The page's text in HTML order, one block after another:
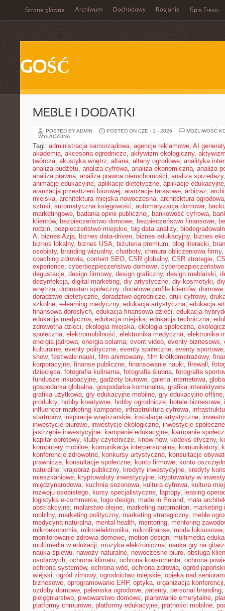
Strona główna Archiwum Dochodowy Rosjanie Spis Treści
GOŚĆ
MEBLE I DODATKI
POSTED BY ADMIN POSTED ON CZE - 1 - 2026
MOŻLIWOŚĆ
WYŁĄCZONA
Tagi: administracja samorządowa, agencje reklamowe, AI
akademia, akcesoria ogrodnicze, aktywizm ekologiczny,
twórcza, akustyka wnętrz, altana, altany ogrodowe, analityka
analiza budżetu, analiza cyfrowa, analiza ekonomiczna, analiza
analiza prawna, analiza prawna nieruchomości, analiza sprzedaży
animacje edukacyjne, aplikacje dietetyczne, aplikacje edukacyjne
aranżacja przestrzeni biurowej, aranżacje tarasowe, arbitraż,
miejska, architektura miejska nowoczesna, architektura ogrodowa
sztuki, automatyczna księgowość, automatyzacja domowa,
marketingowe, badania opinii publicznej, bankowość cyfrowa,
klientów, bezpieczeństwo domowe, bezpieczeństwo finansowe,
rodzin, bezpieczeństwo miejskie, big data analizy,
A, biznes Azja, biznes data-driven, biznes edukacyjny, biznes
biznes lokalny, biznes USA, biżuteria premium, blog literacki,
osobisty, branding wizualny, chatboty, chmura obliczeniowa firmy,
coaching zdrowia, content SEO, CSR globalny, CSR strategie,
experience, cyberbezpieczeństwo domowe,
degustacje, design firmowy, design graficzny, design meblarski,
dezynfekcja, digital marketing, diy artystyczne, diy kosmetyki,
wnętrza, dobrostan społeczny, docelowe profile klientów,
doradztwo dietetyczne, doradztwo ogrodnicze, druk cyfrowy,
szkolne, e-learning medyczny, edukacja artystyczna, edukacja
finansowa dorosłych, edukacja finansowa dzieci, edukacja
edukacja medyczna, edukacja miejska, edukacja techniczna,
zdrowotna dzieci, ekologia miejska, ekologia społeczna,
społeczna, elektromobilność, elektronika medyczna, elektronika
energia jądrowa, energia solarna, event video, eventy biznesowe,
kulturalne, eventy polityczne, eventy społeczne, eventy sportowe
show, festiwale nauki, film animowany, film krótkometrażowy,
korporacyjne, finanse publiczne, finansowanie nauki, firewall ,
dziecięca, fotografia kulinarna, fotografia ślubna, fotografia
fundusze inkubacyjne, gadżety biurowe, galeria internetowa,
gospodarka globalna, gospodarka komunalna, grafika
grafika użytkowa, gry edukacyjne mobilne, gry edukacyjne offline
produkty, hobby kreatywne, hobby ogrodnicze, hotele biznesowe,
influencer marketing kampanie, infrastruktura cyfrowa,
startupów, inspiracje wnętrzarskie, instalacje artystyczne,
inwestycje biurowe, inwestycje ekologiczne, inwestycje społeczne
jastrzębie inwestycyjne, kampanie edukacyjne, kampanie
kapitał obrotowy, kluby czytelnicze, know-how, kodeks etyczny,
komputery mobilne, komunikacja interpersonalna, komunikatory,
konferencje zdrowotne, konkursy artystyczne, konsultacje
prawnicze, konsultacje społeczne, konto firmowe, konto
naturalne, krajobraz publiczny, kredyty inwestycyjne, kredyty
mieszkaniowe, kryptowaluty inwestycyjne, kryptowaluty w
międzynarodowa, kuchnia sezonowa, kultura cyfrowa, kultura
rozwoju osobistego, kursy specjalistyczne, laptopy, leasing
logistyka e-commerce, logo design, made in Poland, mała
abstrakcyjne, malarstwo olejne, marketing automation, marketing
mobilny, marketing polityczny, marketing strategiczny, meble
medycyna naturalna, mental health, mentoring, mentoring
mikroekonomia, mikroelektronika, mikrofinanse, moda luksusowa
monitorowanie zdrowia domowe, motion design, multimedia
multimedia w edukacji, muzyka elektroniczna, nauka gry na
nauka śpiewu, nawozy naturalne, nowoczesne biuro, obsługa
osobowych, ochrona klimatu, ochrona konsumenta, ochrona
ochrona systemów, ochrona wód, ochrona zdrowia, ogród japoński
wiejski, ogród zimowy, ogrodnictwo miejskie, opieka nad
biznesowe, oprogramowanie ERP, optyka, organizacja konferencji
ozdoby domowe, paleniska ogrodowe, patenty, personal branding,
pielęgniarstwo, piwowarstwo domowe, planowanie emerytalne,
platformy chmurowe, platformy edukacyjne, płatności mobilne,